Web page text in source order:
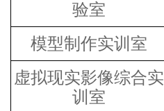
验室
模型制作实训室
虚拟现实影像综合实
训室